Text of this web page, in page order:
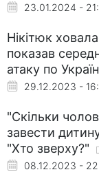
23.01.2024 -
Нікітюк
показав
атаку по
29.12.2023 -
"Скільки
завести
"Хто зверху?"
08.12.2023 -